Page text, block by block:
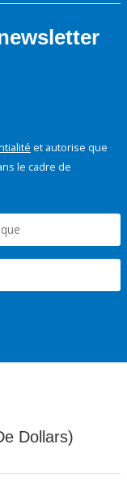
et autorise que
le cadre de
Dollars)